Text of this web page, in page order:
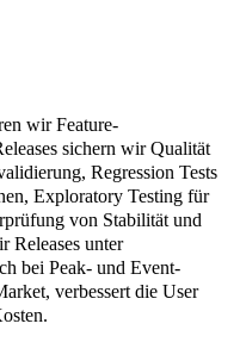
wir Feature-
sichern wir Qualität
Regression Tests
Exploratory Testing für
von Stabilität und
Releases unter
bei Peak- und Event-
verbessert die User